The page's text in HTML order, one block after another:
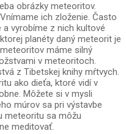
obrázky meteoritov.
ich zloženie. Často
vyrobíme z nich kultové
planéty daný meteorit je
máme silný
v meteoritoch.
z Tibetskej knihy mŕtvych.
ako dieťa, ktoré vidí v
Môžete si v mysli
múrov sa pri výstavbe
meteoritu sa môžu
meditovať.